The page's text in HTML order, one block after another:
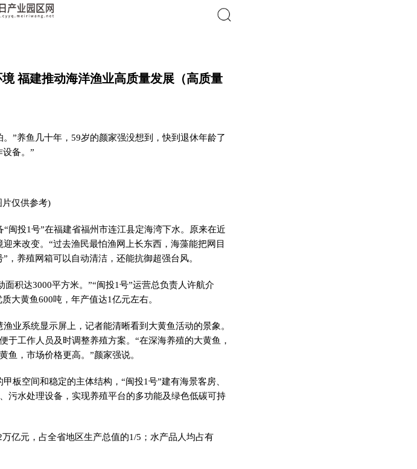
福建推动海洋渔业高质量发展（高质量
”养鱼几十年，59岁的颜家强没想到，快到退休年龄了
备。”
片仅供参考)
闽投1号”在福建省福州市连江县定海湾下水。原来在近
来改变。“过去渔民最怕渔网上长东西，海藻能把网目
，养殖网箱可以自动清洁，还能抗御超强台风。
积达3000平方米。”“闽投1号”运营总负责人许航介
大黄鱼600吨，年产值达1亿元左右。
业系统显示屏上，记者能清晰看到大黄鱼活动的景象。
工作人员及时调整养殖方案。“在深海养殖的大黄鱼，
鱼，市场价格更高。”颜家强说。
板空间和稳定的主体结构，“闽投1号”建有海景客房、
污水处理设备，实现养殖平台的多功能及绿色低碳可持
亿元，占全省地区生产总值的1/5；水产品人均占有